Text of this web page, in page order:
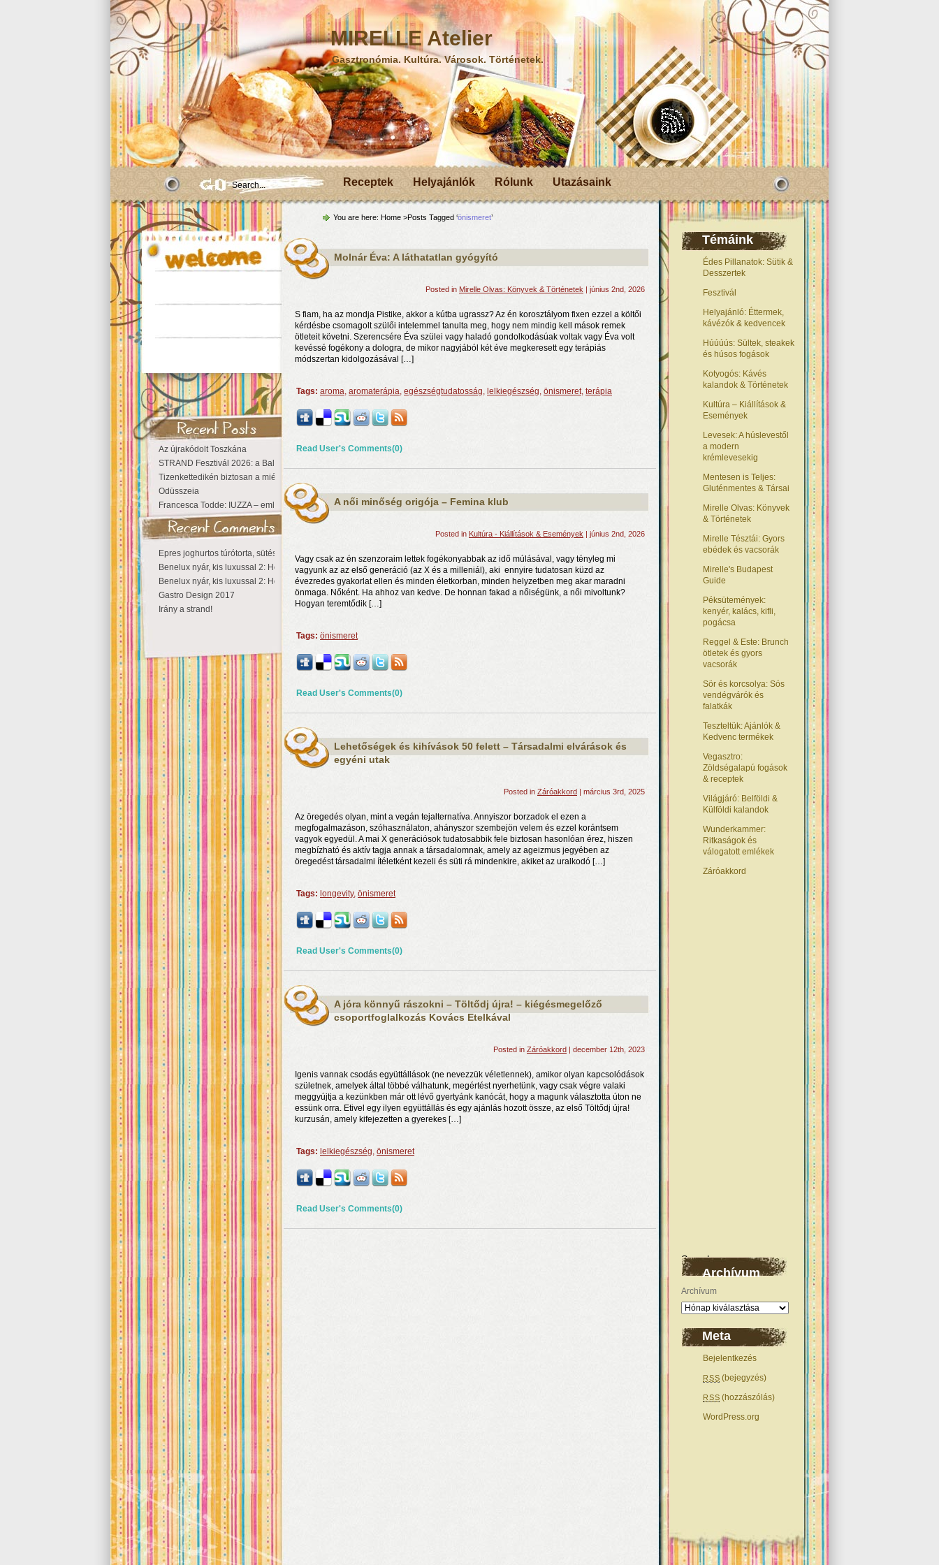
MIRELLE Atelier
Gasztronómia. Kultúra. Városok. Történetek.
Receptek Helyajánlók Rólunk Utazásaink
Az újrakódolt Toszkána
STRAND Fesztivál 2026: a Balaton partján a nyár még tart!
Tizenkettedikén biztosan a miénk a Sziget!
Odüsszeia
Francesca Todde: IUZZA – emlékezet, táj és irodalom találkozása a Mai Manó Házban
Epres joghurtos túrótorta, sütés nélkül
Benelux nyár, kis luxussal 2: Hollandia
Benelux nyár, kis luxussal 2: Hollandia
Gastro Design 2017
Irány a strand!
Témáink
Édes Pillanatok: Sütik &
Desszertek
Fesztivál
Helyajánló: Éttermek,
kávézók & kedvencek
Húúúús: Sültek, steakek
és húsos fogások
Kotyogós: Kávés
kalandok & Történetek
Kultúra – Kiállítások &
Események
Levesek: A húslevestől
a modern
krémlevesekig
Mentesen is Teljes:
Gluténmentes & Társai
Mirelle Olvas: Könyvek
& Történetek
Mirelle Tésztái: Gyors
ebédek és vacsorák
Mirelle's Budapest
Guide
Péksütemények:
kenyér, kalács, kifli,
pogácsa
Reggel & Este: Brunch
ötletek és gyors
vacsorák
Sör és korcsolya: Sós
vendégvárók és
falatkák
Teszteltük: Ajánlók &
Kedvenc termékek
Vegasztro:
Zöldségalapú fogások
& receptek
Világjáró: Belföldi &
Külföldi kalandok
Wunderkammer:
Ritkaságok és
válogatott emlékek
Záróakkord
Archívum
Archívum
Meta
Bejelentkezés
RSS (bejegyzés)
RSS (hozzászólás)
WordPress.org
You are here: Home >Posts Tagged ‘önismeret’
Molnár Éva: A láthatatlan gyógyító
Posted in Mirelle Olvas: Könyvek & Történetek | június 2nd, 2026
S fiam, ha az mondja Pistike, akkor a kútba ugrassz? Az én korosztályom fixen ezzel a költői
kérdésbe csomagolt szülői intelemmel tanulta meg, hogy nem mindig kell mások remek
ötleteit követni. Szerencsére Éva szülei vagy haladó gondolkodásúak voltak vagy Éva volt
kevéssé fogékony a dologra, de mikor nagyjából két éve megkeresett egy terápiás
módszertan kidolgozásával […]
Tags: aroma, aromaterápia, egészségtudatosság, lelkiegészség, önismeret, terápia
Read User's Comments(0)
A női minőség origója – Femina klub
Posted in Kultúra - Kiállítások & Események | június 2nd, 2026
Vagy csak az én szenzoraim lettek fogékonyabbak az idő múlásával, vagy tényleg mi
vagyunk az az első generáció (az X és a milleniál), aki ennyire tudatosan küzd az
évezredes gyakorlat ellen és minden életkorban, minden helyzetben meg akar maradni
önmaga. Nőként. Ha ahhoz van kedve. De honnan fakad a nőiségünk, a női mivoltunk?
Hogyan teremtődik […]
Tags: önismeret
Read User's Comments(0)
Lehetőségek és kihívások 50 felett – Társadalmi elvárások és
egyéni utak
Posted in Záróakkord | március 3rd, 2025
Az öregedés olyan, mint a vegán tejalternatíva. Annyiszor borzadok el ezen a
megfogalmazáson, szóhasználaton, ahányszor szembejön velem és ezzel korántsem
vagyok egyedül. A mai X generációsok tudatosabbik fele biztosan hasonlóan érez, hiszen
megbízható és aktív tagja annak a társadalomnak, amely az ageizmus jegyében az
öregedést társadalmi ítéletként kezeli és süti rá mindenkire, akiket az uralkodó […]
Tags: longevity, önismeret
Read User's Comments(0)
A jóra könnyű rászokni – Töltődj újra! – kiégésmegelőző
csoportfoglalkozás Kovács Etelkával
Posted in Záróakkord | december 12th, 2023
Igenis vannak csodás együttállások (ne nevezzük véletlennek), amikor olyan kapcsolódások
születnek, amelyek által többé válhatunk, megértést nyerhetünk, vagy csak végre valaki
meggyújtja a kezünkben már ott lévő gyertyánk kanócát, hogy a magunk választotta úton ne
essünk orra. Etivel egy ilyen együttállás és egy ajánlás hozott össze, az első Töltődj újra!
kurzusán, amely kifejezetten a gyerekes […]
Tags: lelkiegészség, önismeret
Read User's Comments(0)